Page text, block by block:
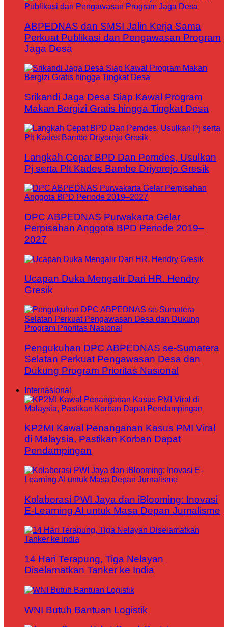
ABPEDNAS dan SMSI Jalin Kerja Sama
Perkuat Publikasi dan Pengawasan Program
Jaga Desa
Srikandi Jaga Desa Siap Kawal Program
Makan Bergizi Gratis hingga Tingkat Desa
Langkah Cepat BPD Dan Pemdes, Usulkan
Pj serta Plt Kades Bambe Driyorejo Gresik
DPC ABPEDNAS Purwakarta Gelar
Perpisahan Anggota BPD Periode 2019–
2027
Ucapan Duka Mengalir Dari HR. Hendry
Gresik
Pengukuhan DPC ABPEDNAS se-Sumatera
Selatan Perkuat Pengawasan Desa dan
Dukung Program Prioritas Nasional
Internasional
KP2MI Kawal Penanganan Kasus PMI Viral
di Malaysia, Pastikan Korban Dapat
Pendampingan
Kolaborasi PWI Jaya dan iBlooming: Inovasi
E-Learning AI untuk Masa Depan Jurnalisme
14 Hari Terapung, Tiga Nelayan
Diselamatkan Tanker ke India
WNI Butuh Bantuan Logistik